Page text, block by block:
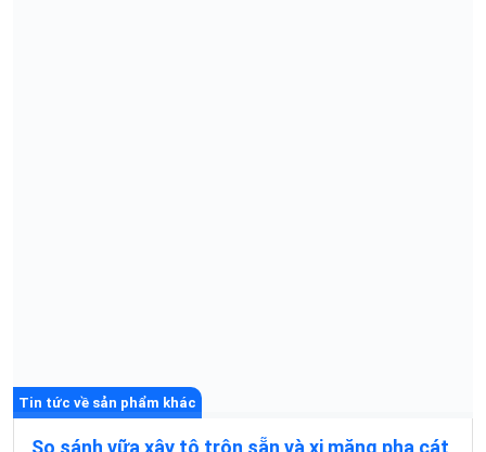
Tin tức về sản phẩm khác
So sánh vữa xây tô trộn sẵn và xi măng pha cát